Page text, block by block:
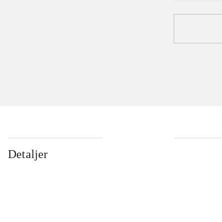
Detaljer